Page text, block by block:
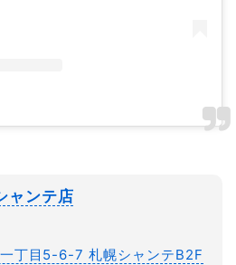
ャンテ店
丁目5-6-7 札幌シャンテB2F